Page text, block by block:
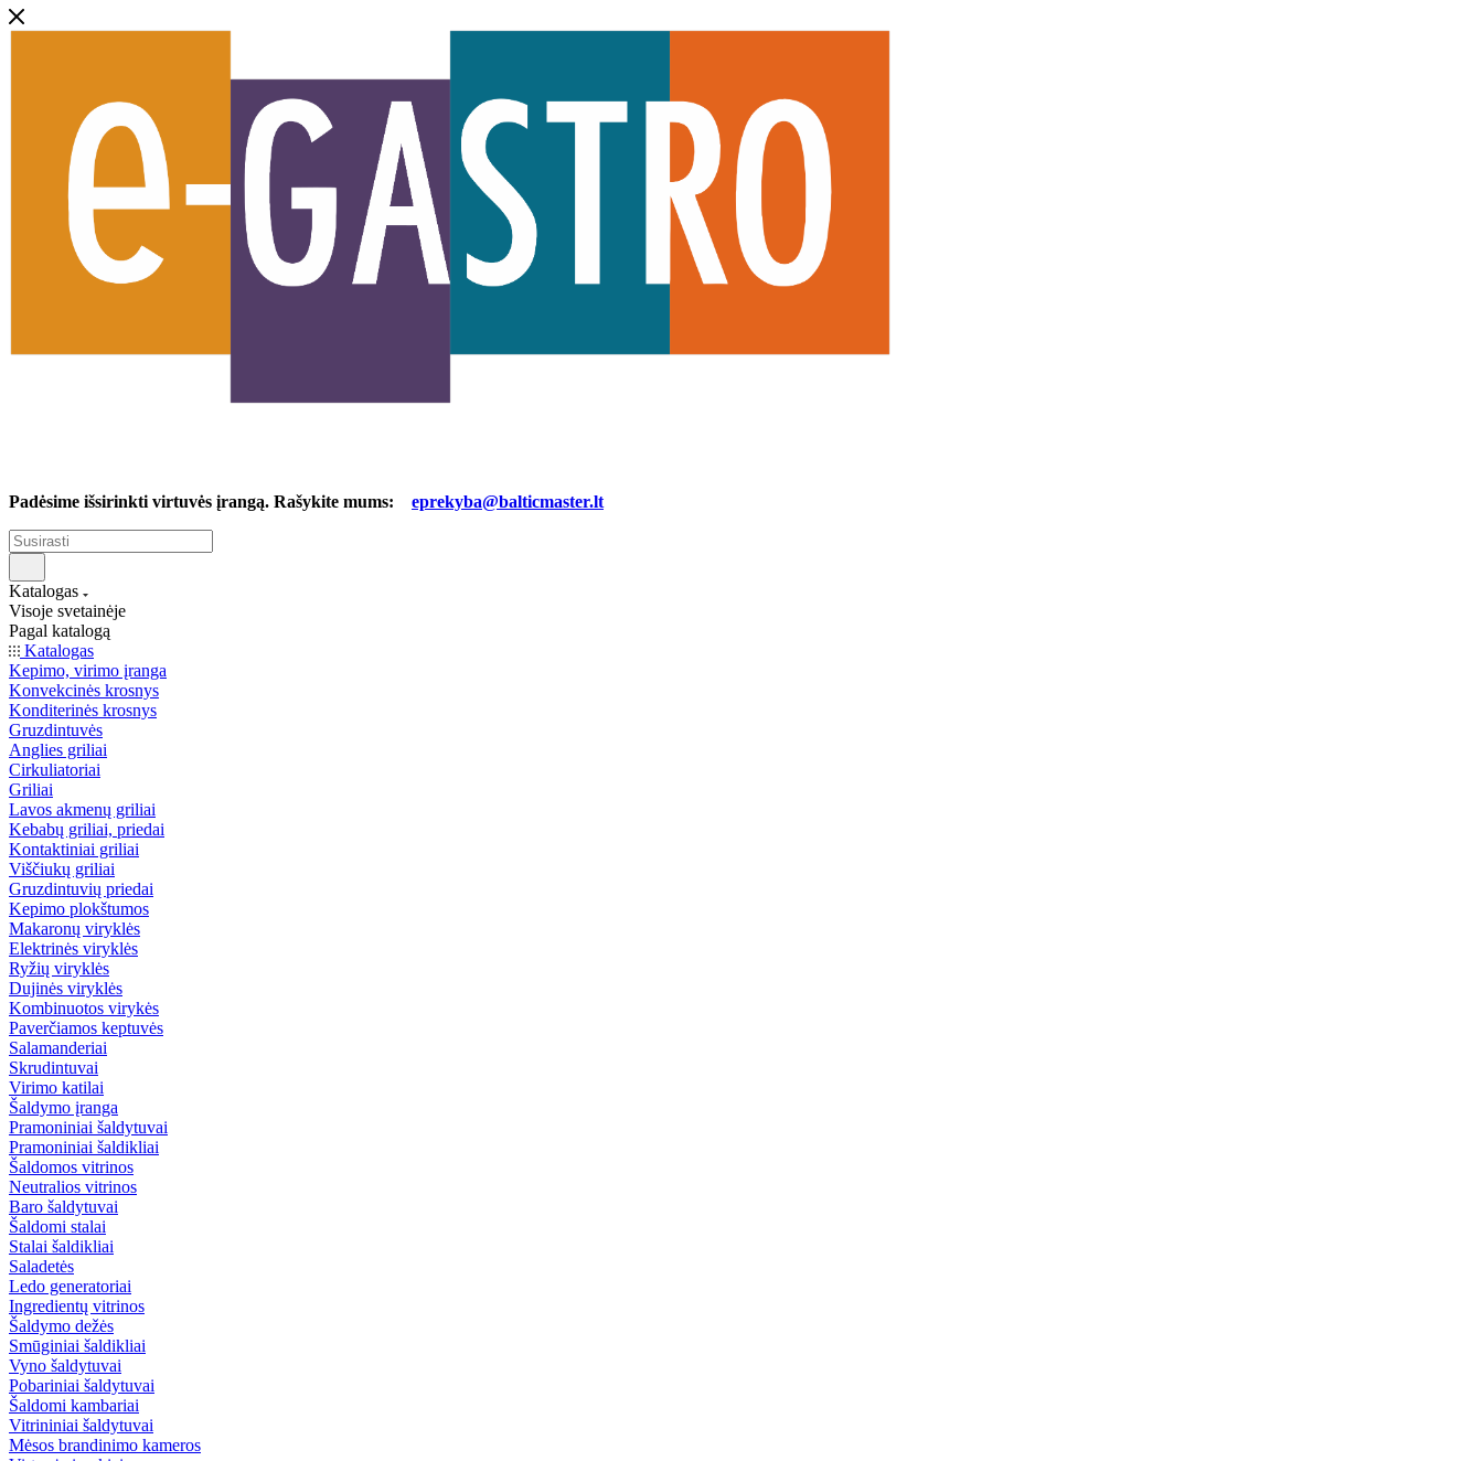
Padėsime išsirinkti virtuvės įrangą. Rašykite mums: eprekyba@balticmaster.lt
Katalogas
Visoje svetainėje
Pagal katalogą
Katalogas
Kepimo, virimo įranga
Konvekcinės krosnys
Konditerinės krosnys
Gruzdintuvės
Anglies griliai
Cirkuliatoriai
Griliai
Lavos akmenų griliai
Kebabų griliai, priedai
Kontaktiniai griliai
Viščiukų griliai
Gruzdintuvių priedai
Kepimo plokštumos
Makaronų viryklės
Elektrinės viryklės
Ryžių viryklės
Dujinės viryklės
Kombinuotos virykės
Paverčiamos keptuvės
Salamanderiai
Skrudintuvai
Virimo katilai
Šaldymo įranga
Pramoniniai šaldytuvai
Pramoniniai šaldikliai
Šaldomos vitrinos
Neutralios vitrinos
Baro šaldytuvai
Šaldomi stalai
Stalai šaldikliai
Saladetės
Ledo generatoriai
Ingredientų vitrinos
Šaldymo dežės
Smūginiai šaldikliai
Vyno šaldytuvai
Pobariniai šaldytuvai
Šaldomi kambariai
Vitrininiai šaldytuvai
Mėsos brandinimo kameros